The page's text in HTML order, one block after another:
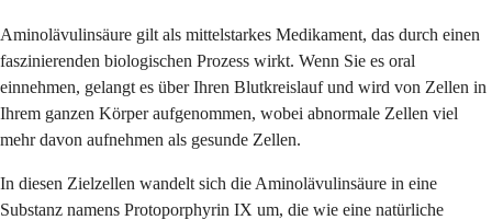
Aminolävulinsäure gilt als mittelstarkes Medikament, das durch einen
faszinierenden biologischen Prozess wirkt. Wenn Sie es oral
einnehmen, gelangt es über Ihren Blutkreislauf und wird von Zellen in
Ihrem ganzen Körper aufgenommen, wobei abnormale Zellen viel
mehr davon aufnehmen als gesunde Zellen.
In diesen Zielzellen wandelt sich die Aminolävulinsäure in eine
Substanz namens Protoporphyrin IX um, die wie eine natürliche